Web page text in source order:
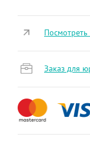
Посмотреть
Заказ для